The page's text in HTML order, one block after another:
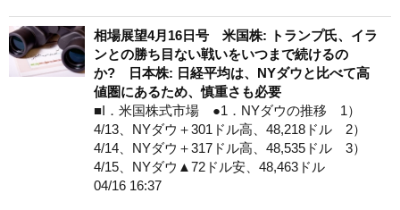
相場展望4月16日号 米国株: トランプ氏、イラ
ンとの勝ち目ない戦いをいつまで続けるの
か? 日本株: 日経平均は、NYダウと比べて高
値圏にあるため、慎重さも必要
■I．米国株式市場 ●1．NYダウの推移 1）
4/13、NYダウ＋301ドル高、48,218ドル 2）
4/14、NYダウ＋317ドル高、48,535ドル 3）
4/15、NYダウ▲72ドル安、48,463ドル
04/16 16:37